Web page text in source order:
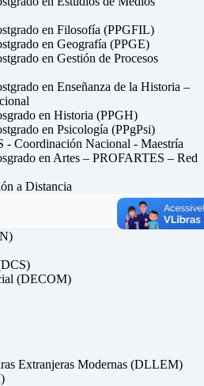
en Filosofía (PPGFIL)
en Geografía (PPGE)
en Gestión de Procesos
en Enseñanza de la Historia –
en Historia (PPGH)
en Psicología (PPgPsi)
Coordinación Nacional - Maestría
en Artes – PROFARTES – Red
a Distancia
(DECOM)
Extranjeras Modernas (DLLEM)